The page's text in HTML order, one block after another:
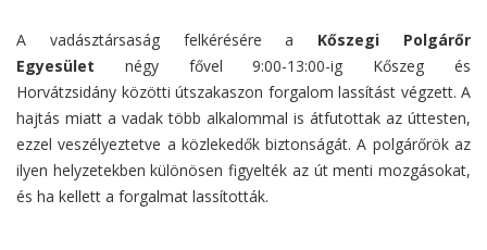
A vadásztársaság felkérésére a Kőszegi Polgárőr
Egyesület négy fővel 9:00-13:00-ig Kőszeg és
Horvátzsidány közötti útszakaszon forgalom lassítást végzett. A
hajtás miatt a vadak több alkalommal is átfutottak az úttesten,
ezzel veszélyeztetve a közlekedők biztonságát. A polgárőrök az
ilyen helyzetekben különösen figyelték az út menti mozgásokat,
és ha kellett a forgalmat lassították.